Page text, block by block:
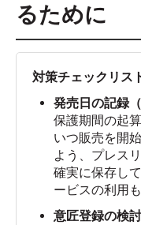
るために
対策チェックリス
発売日の記録
保護期間の起
いつ販売を開
よう、プレス
確実に保存し
ービスの利用
意匠登録の検